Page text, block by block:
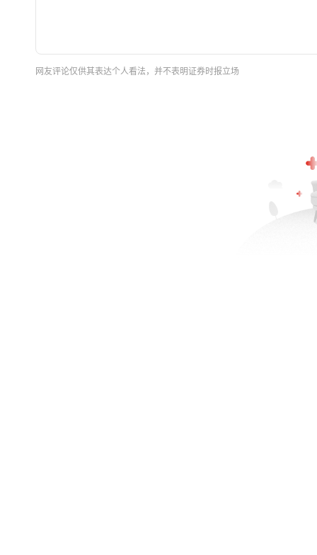
网友评论仅供其表达个人看法，并不表明证券时报立场